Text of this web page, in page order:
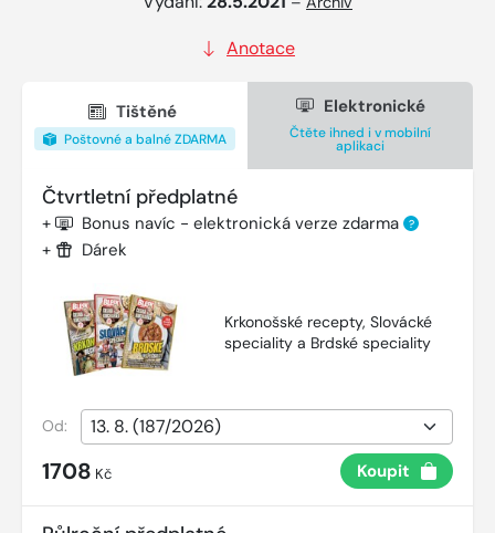
Anotace
Tištěné
Poštovné a balné ZDARMA
Elektronické
Čtěte ihned i v mobilní
aplikaci
Čtvrtletní předplatné
+ Bonus navíc - elektronická verze zdarma ?
+ Dárek
Krkonošské recepty, Slovácké
speciality a Brdské speciality
Od:
1708 Kč Koupit